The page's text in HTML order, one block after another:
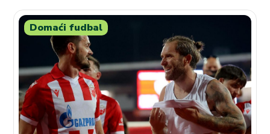
Domaći fudbal